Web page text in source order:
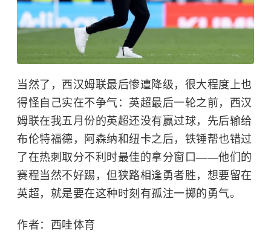
当然了，西汉姆联最后惨遭降级，很大程度上也
得怪自己实在不争气：英超最后一轮之前，西汉
姆联在我五月份的英超还没有赢过球，先后输给
布伦特福德，阿森纳和纽卡之后，铁锤帮也错过
了在热刺取分不利时最佳的拿分窗口——他们的
赛程当然不好踢，但狭路相逢勇者胜，想要留在
英超，就是要在这种时刻有孤注一掷的勇气。
作者：西哇体育